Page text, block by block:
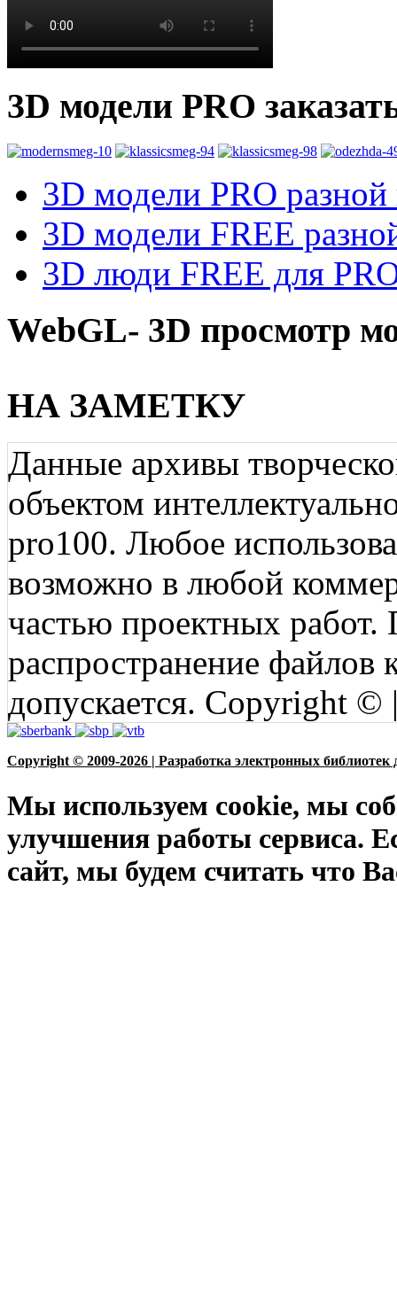
3D модели PRO
3D модели PRO разной
3D модели FREE
3D люди FREE для
WebGL- 3D просмотр
НА ЗАМЕТКУ
Данные архивы
объектом
pro100. Любое
возможно в любой
частью проектных
распространение файлов
допускается. Copyright
Copyright © 2009-2026 | Разработка электронных библиотек
Мы используем cookie, мы
улучшения работы сервиса.
сайт, мы будем считать что